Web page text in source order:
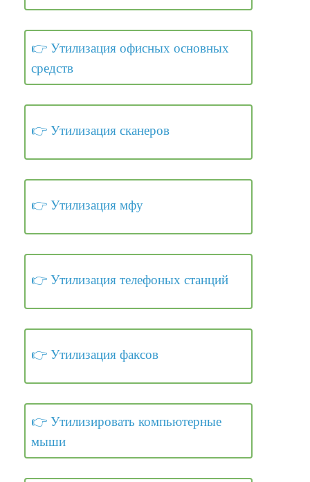
Утилизация офисных основных
средств
Утилизация сканеров
Утилизация мфу
Утилизация телефоных станций
Утилизация факсов
Утилизировать компьютерные
мыши